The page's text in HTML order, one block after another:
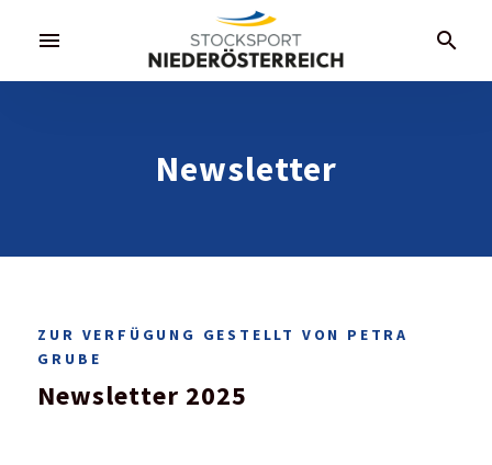
menu search
Newsletter
ZUR VERFÜGUNG GESTELLT VON PETRA
GRUBE
Newsletter 2025